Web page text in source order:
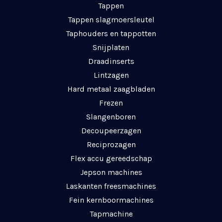
Tappen
Tappen slagmoersleutel
Taphouders en tappotten
Snijplaten
Draadinserts
Lintzagen
Hard metaal zaagbladen
Frezen
Slangenboren
Decoupeerzagen
Reciprozagen
Flex accu gereedschap
Jepson machines
Laskanten freesmachines
Fein kernboormachines
Tapmachine